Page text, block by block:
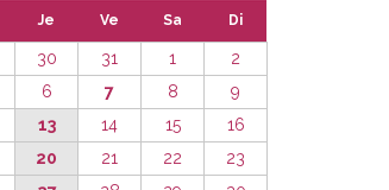
Je Ve Sa Di
30 31 1
2
6 7 8
9
13 14 15
16
20 21 22
23